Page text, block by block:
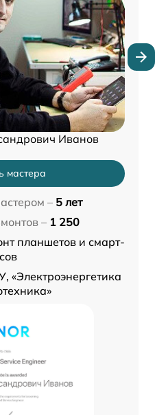
Иванов
мастера
– 5 лет
– 1 250
планшетов и смарт-
«Электроэнергетика